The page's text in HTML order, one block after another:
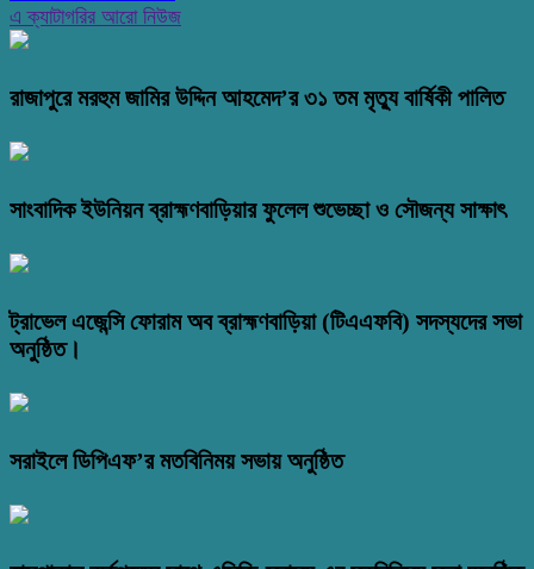
এ ক্যাটাগরির আরো নিউজ
রাজাপুরে মরহুম জামির উদ্দিন আহমেদ’র ৩১ তম মৃত্যু বার্ষিকী পালিত
সাংবাদিক ইউনিয়ন ব্রাহ্মণবাড়িয়ার ফুলেল শুভেচ্ছা ও সৌজন্য সাক্ষাৎ
ট্রাভেল এজেন্সি ফোরাম অব ব্রাহ্মণবাড়িয়া (টিএএফবি) সদস্যদের সভা
অনুষ্ঠিত।
সরাইলে ডিপিএফ’র মতবিনিময় সভায় অনুষ্ঠিত